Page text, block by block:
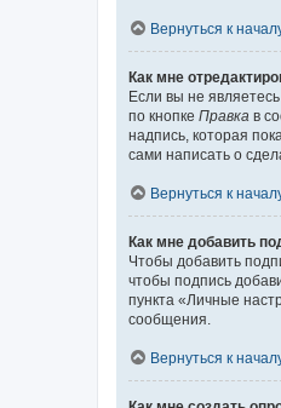
Вернуться к
Как мне
Если вы не
по кнопке Правка в
надпись, которая
сами написать о
Вернуться к
Как мне добавить
Чтобы добавить
чтобы подпись
пункта «Личные
сообщения.
Вернуться к